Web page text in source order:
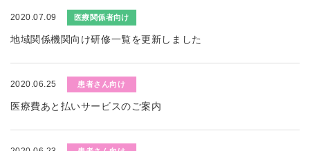
2020.07.09 医療関係者向け
地域関係機関向け研修一覧を更新しました
2020.06.25 患者さん向け
医療費あと払いサービスのご案内